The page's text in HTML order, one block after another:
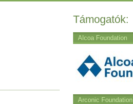
Támogatók:
Alcoa Foundation
Arconic Foundation